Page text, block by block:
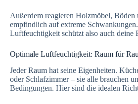
Außerdem reagieren Holzmöbel, Böden
empfindlich auf extreme
Luftfeuchtigkeit schützt also auch deine
Optimale Luftfeuchtigkeit: Raum für
Jeder Raum hat seine Eigenheiten.
oder Schlafzimmer – sie alle brauchen
Bedingungen. Hier sind die idealen